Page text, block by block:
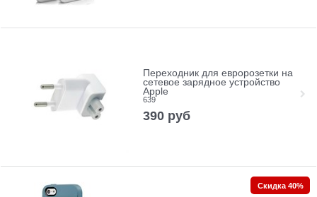
Переходник для евророзетки на
сетевое зарядное устройство
Apple
639
390 руб
Скидка 40%